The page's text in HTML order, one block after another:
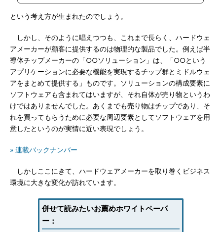
という考え方が生まれたのでしょう。
しかし、そのように唱えつつも、これまで長らく、ハードウェ
アメーカーが顧客に提供するのは物理的な製品でした。例えば半
導体チップメーカーの「○○ソリューション」は、「○○という
アプリケーションに必要な機能を実現するチップ群とミドルウェ
アをまとめて提供する」ものです。ソリューションの構成要素に
ソフトウェアも含まれてはいますが、それ自体が売り物というわ
けではありませんでした。あくまでも売り物はチップであり、そ
れを買ってもらうために必要な周辺要素としてソフトウェアを用
意したというのが実情に近い表現でしょう。
» 連載バックナンバー
しかしここにきて、ハードウェアメーカーを取り巻くビジネス
環境に大きな変化が訪れています。
併せて読みたいお薦めホワイトペーパ
ー：